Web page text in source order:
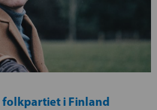
folkpartiet i Finland